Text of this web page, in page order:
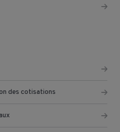
des cotisations